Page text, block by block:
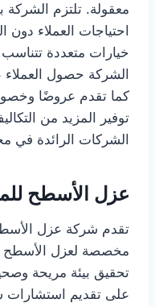
معقولة. تلتزم الشركة
احتياجات العملاء دون
خيارات متعددة
الشركة حصول
كما تقدم عروضًا
توفير المزيد من
الشركات الرائدة في
عزل الأسطح
تقدم شركة عزل
مخصصة لعزل الأسطح
تحقيق بيئة مريحة
على تقديم استشارات